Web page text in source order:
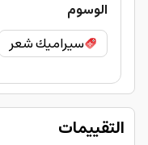
الوسوم
سيراميك شعر
التقييمات